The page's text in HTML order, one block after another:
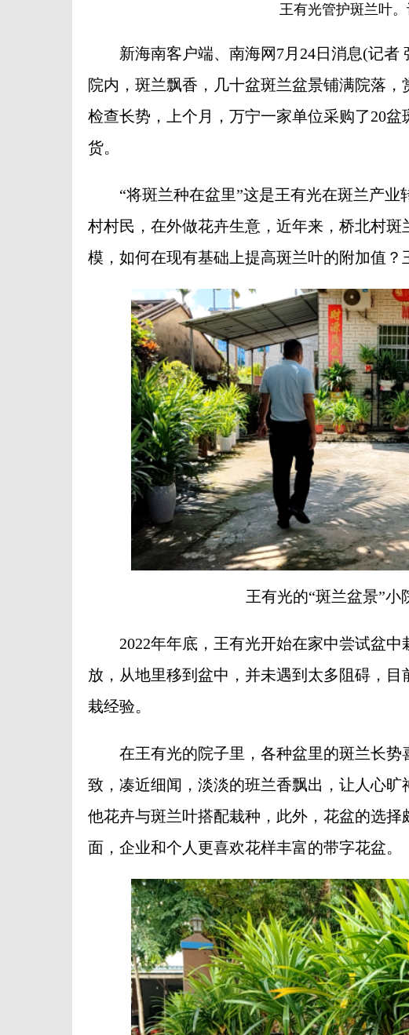
王有光管护斑兰叶
新海南客户端、南海网7月24日消息(记者
院内，斑兰飘香，几十盆斑兰盆景铺满院落
检查长势，上个月，万宁一家单位采购了20
货。
“将斑兰种在盆里”这是王有光在斑兰产业
村村民，在外做花卉生意，近年来，桥北村
模，如何在现有基础上提高斑兰叶的附加值？
王有光的“斑兰盆景”小
2022年年底，王有光开始在家中尝试盆中
放，从地里移到盆中，并未遇到太多阻碍，
栽经验。
在王有光的院子里，各种盆里的斑兰长势
致，凑近细闻，淡淡的班兰香飘出，让人心
他花卉与斑兰叶搭配栽种，此外，花盆的选
面，企业和个人更喜欢花样丰富的带字花盆。